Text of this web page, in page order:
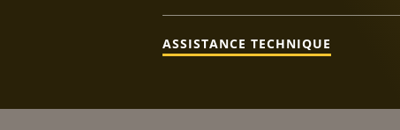
ASSISTANCE TECHNIQUE